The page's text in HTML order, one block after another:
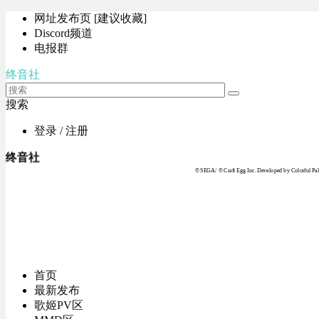
网址发布页 [建议收藏]
Discord频道
电报群
终音社
搜索
登录 / 注册
终音社
© SEGA / © Craft Egg Inc. Developed by Colorful
首页
最新发布
歌姬PV区